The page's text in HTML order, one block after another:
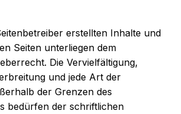
erstellten Inhalte und
Seiten unterliegen dem
Die Vervielfältigung,
und jede Art der
der Grenzen des
bedürfen der schriftlichen